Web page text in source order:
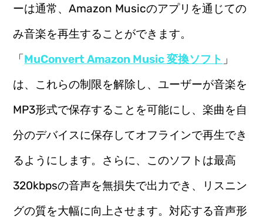
ーは通常、Amazon Musicのアプリを通じての
み音楽を再生することができます。
「MuConvert Amazon Music 変換ソフト 」
は、これらの制限を解除し、ユーザーが音楽を
MP3形式で保存することを可能にし、楽曲を自
分のデバイスに保存してオフラインで再生でき
るようにします。さらに、このソフトは最高
320kbpsの音声を無損失で出力でき、リスニン
グの質を大幅に向上させます。対応する音声形